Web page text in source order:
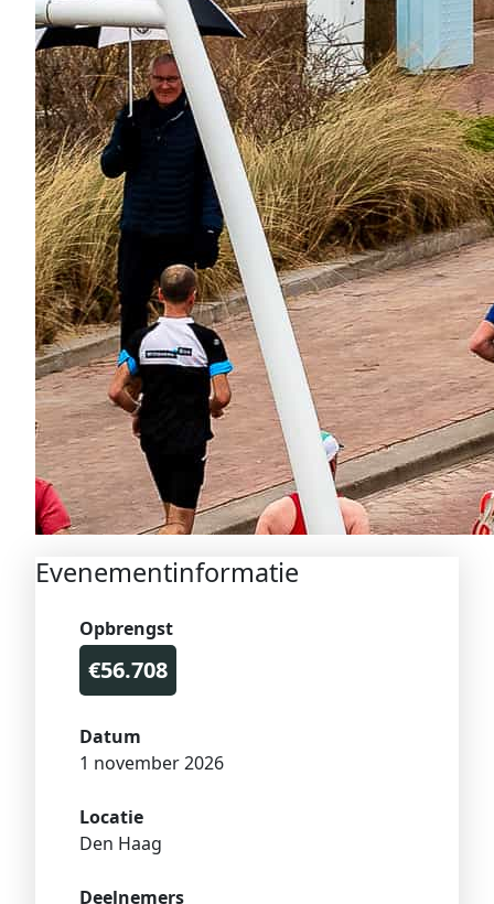
Evenementinformatie
Opbrengst
€56.708
Datum
1 november 2026
Locatie
Den Haag
Deelnemers